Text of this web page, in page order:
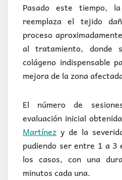
Pasado este tiempo,
reemplaza el tejido
proceso
al tratamiento, donde
colágeno indispensable
mejora de la zona
El número de
evaluación inicial
Martínez y de la
pudiendo ser entre 1 a 3
los casos, con una
minutos cada una.